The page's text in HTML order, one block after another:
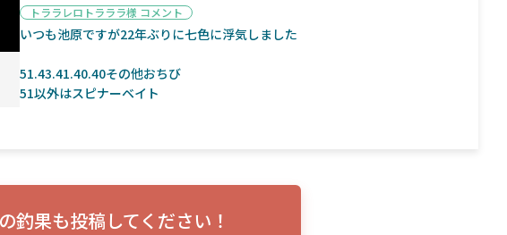
トララレロトラララ様 コメント
いつも池原ですが22年ぶりに七色に浮気しました
51.43.41.40.40その他おちび
51以外はスピナーベイト
釣果も投稿してください！
との違いも解説！
ンプレ！ガーミンとの比較も併せてご説明い